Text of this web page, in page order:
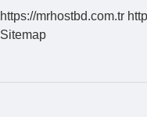
https://mrhostbd.com.tr
Sitemap